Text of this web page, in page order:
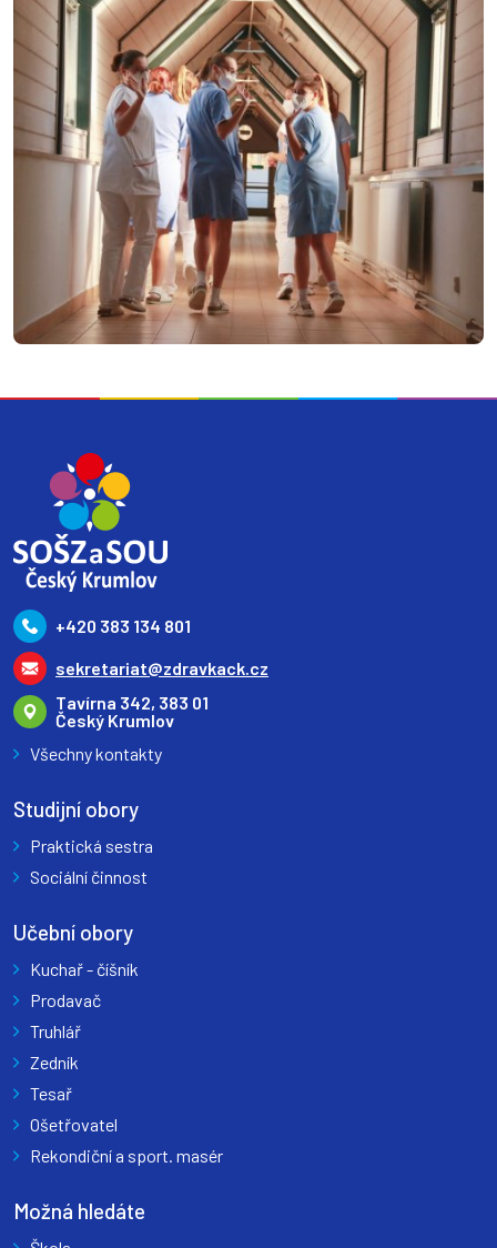
+420 383 134 801
sekretariat@zdravkack.cz
Tavírna 342, 383 01
Český Krumlov
Všechny kontakty
Studijní obory
Praktická sestra
Sociální činnost
Učební obory
Kuchař - číšník
Prodavač
Truhlář
Zedník
Tesař
Ošetřovatel
Rekondiční a sport. masér
Možná hledáte